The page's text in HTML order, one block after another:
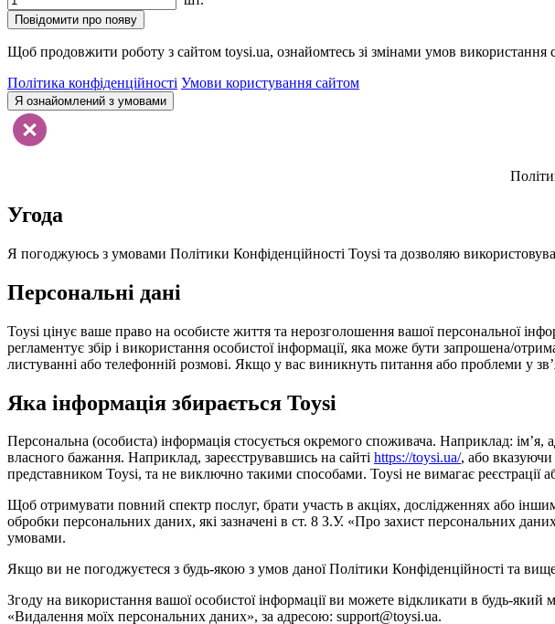
Повідомити про появу
Щоб продовжити роботу з сайтом toysi.ua, ознайомтесь зі змінами умов використання
Політика конфіденційності Умови користування сайтом
Я ознайомлений з умовами
Угода
Я погоджуюсь з умовами Політики Конфіденційності Toysi та дозволяю
Персональні дані
Toysi цінує ваше право на особисте життя та нерозголошення вашої персональної
регламентує збір і використання особистої інформації, яка може бути запрошена/
листуванні або телефонній розмові. Якщо у вас виникнуть питання або проблеми у
Яка інформація збирається Toysi
Персональна (особиста) інформація стосується окремого споживача. Наприклад: ім’я,
власного бажання. Наприклад, зареєструвавшись на сайті https://toysi.ua/, або вказуючи
представником Toysi, та не виключно такими способами. Toysi не вимагає реєстрації
Щоб отримувати повний спектр послуг, брати участь в акціях, дослідженнях або
обробки персональних даних, які зазначені в ст. 8 З.У. «Про захист персональних
умовами.
Якщо ви не погоджуєтеся з будь-якою з умов даної Політики Конфіденційності та
Згоду на використання вашої особистої інформації ви можете відкликати в будь-
«Видалення моїх персональних даних», за адресою: support@toysi.ua.